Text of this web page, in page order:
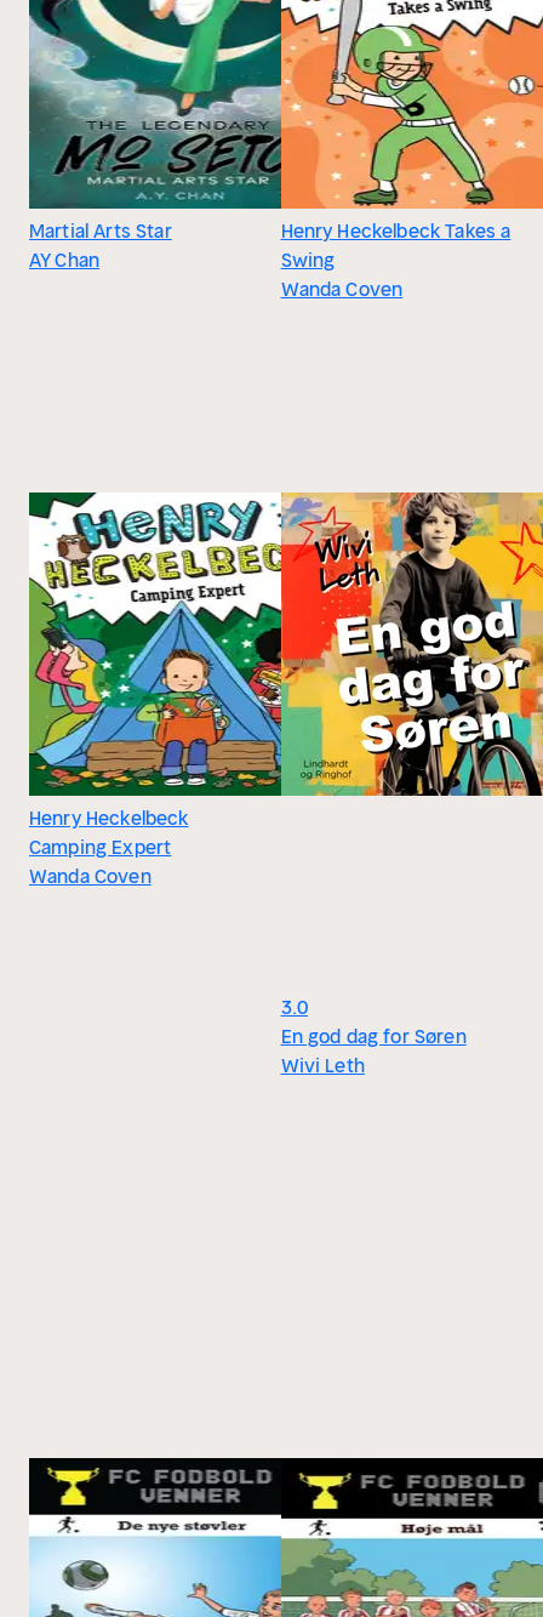
Martial Arts Star
AY Chan
Henry Heckelbeck Takes a
Swing
Wanda Coven
Henry Heckelbeck
Camping Expert
Wanda Coven
3.0
En god dag for Søren
Wivi Leth